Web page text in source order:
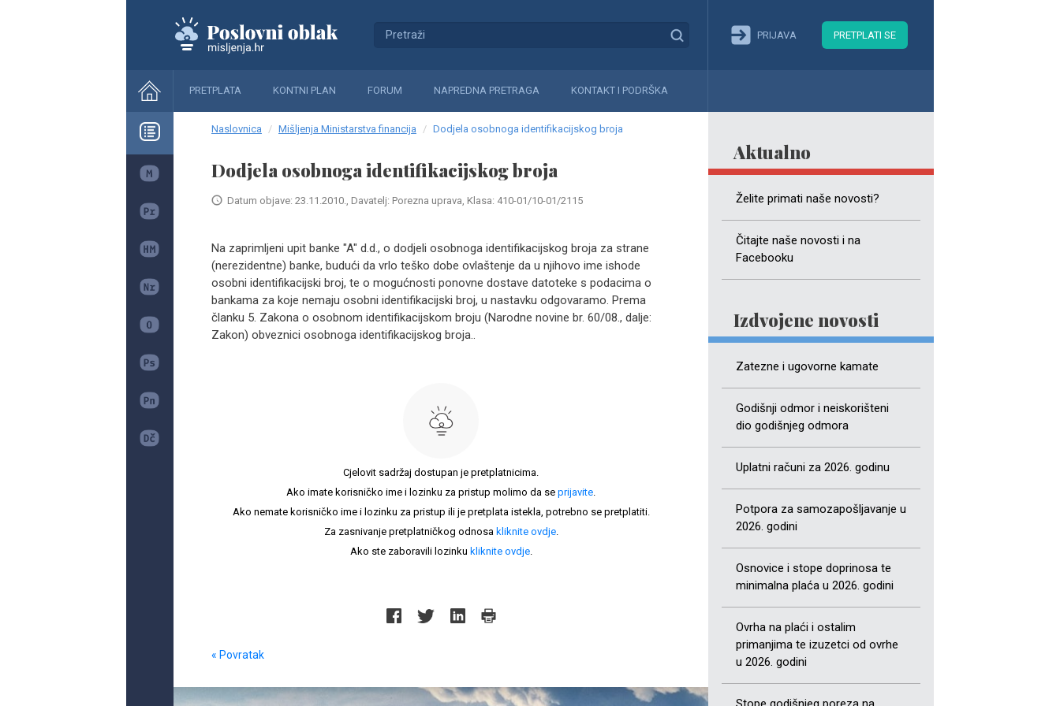
PRIJAVA PRETPLATI SE
PRETPLATA KONTNI PLAN FORUM NAPREDNA PRETRAGA KONTAKT I PODRŠKA
Aktualno
Želite primati naše novosti?
Čitajte naše novosti i na
Facebooku
Izdvojene novosti
Zatezne i ugovorne kamate
Godišnji odmor i neiskorišteni
dio godišnjeg odmora
Uplatni računi za 2026. godinu
Potpora za samozapošljavanje u
2026. godini
Osnovice i stope doprinosa te
minimalna plaća u 2026. godini
Ovrha na plaći i ostalim
primanjima te izuzetci od ovrhe
u 2026. godini
Naslovnica Mišljenja Ministarstva financija Dodjela osobnoga identifikacijskog broja
Dodjela osobnoga identifikacijskog broja
Datum objave: 23.11.2010., Davatelj: Porezna uprava, Klasa: 410-01/10-01/2115
Na zaprimljeni upit banke "A" d.d., o dodjeli osobnoga identifikacijskog broja za strane
(nerezidentne) banke, budući da vrlo teško dobe ovlaštenje da u njihovo ime ishode
osobni identifikacijski broj, te o mogućnosti ponovne dostave datoteke s podacima o
bankama za koje nemaju osobni identifikacijski broj, u nastavku odgovaramo. Prema
članku 5. Zakona o osobnom identifikacijskom broju (Narodne novine br. 60/08., dalje:
Zakon) obveznici osobnoga identifikacijskog broja..
Cjelovit sadržaj dostupan je pretplatnicima.
Ako imate korisničko ime i lozinku za pristup molimo da se prijavite.
Ako nemate korisničko ime i lozinku za pristup ili je pretplata istekla, potrebno se pretplatiti.
Za zasnivanje pretplatničkog odnosa kliknite ovdje.
Ako ste zaboravili lozinku kliknite ovdje.
« Povratak